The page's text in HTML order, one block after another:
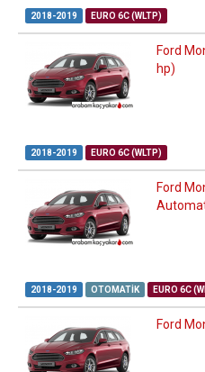
2018-2019 EURO 6C (WLTP)
Ford
hp)
2018-2019 EURO 6C (WLTP)
Ford
2018-2019 OTOMATIK EURO 6C
Ford